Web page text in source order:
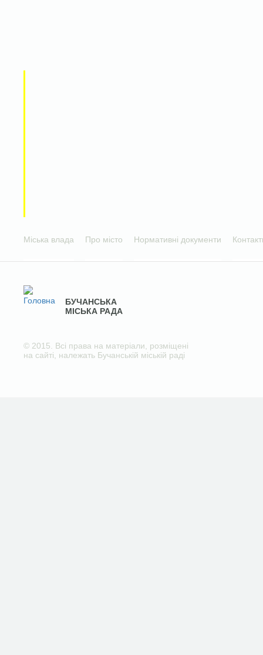
Міська влада Про місто Нормативні документи
БУЧАНСЬКА
МІСЬКА РАДА
© 2015. Всі права на матеріали, розміщені
на сайті, належать Бучанській міській раді